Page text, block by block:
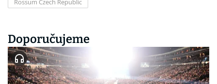
Rossum Czech Republic
Doporučujeme